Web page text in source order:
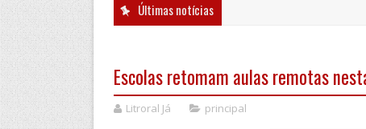
Últimas notícias
Escolas retomam aulas remotas
Litroral Já principal